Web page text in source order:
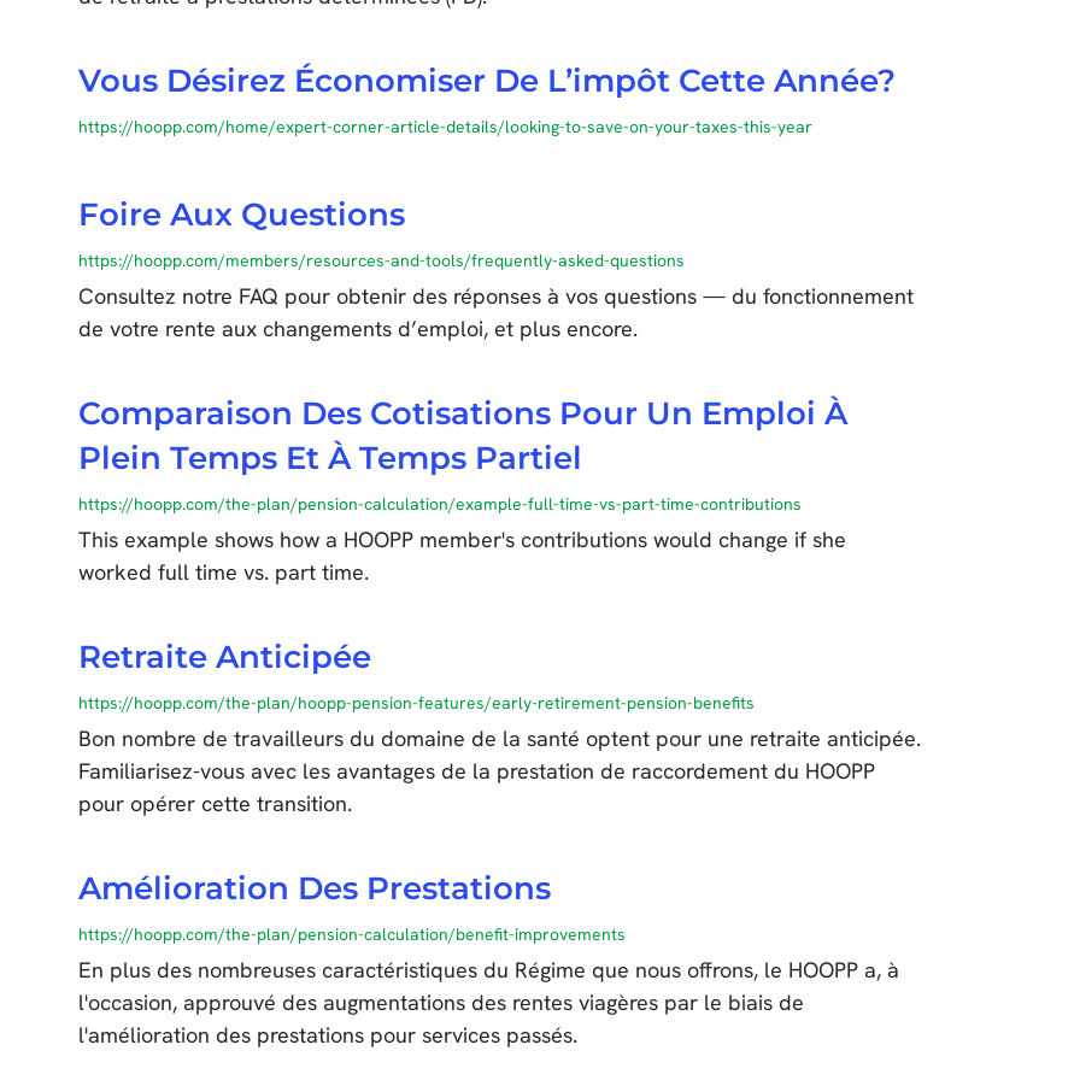
Vous Désirez Économiser De L’impôt Cette Année?
https://hoopp.com/home/expert-corner-article-details/looking-to-save-on-your-taxes-this-year
Foire Aux Questions
https://hoopp.com/members/resources-and-tools/frequently-asked-questions
Consultez notre FAQ pour obtenir des réponses à vos questions — du fonctionnement
de votre rente aux changements d’emploi, et plus encore.
Comparaison Des Cotisations Pour Un Emploi À
Plein Temps Et À Temps Partiel
https://hoopp.com/the-plan/pension-calculation/example-full-time-vs-part-time-contributions
This example shows how a HOOPP member's contributions would change if she
worked full time vs. part time.
Retraite Anticipée
https://hoopp.com/the-plan/hoopp-pension-features/early-retirement-pension-benefits
Bon nombre de travailleurs du domaine de la santé optent pour une retraite anticipée.
Familiarisez-vous avec les avantages de la prestation de raccordement du HOOPP
pour opérer cette transition.
Amélioration Des Prestations
https://hoopp.com/the-plan/pension-calculation/benefit-improvements
En plus des nombreuses caractéristiques du Régime que nous offrons, le HOOPP a, à
l'occasion, approuvé des augmentations des rentes viagères par le biais de
l'amélioration des prestations pour services passés.